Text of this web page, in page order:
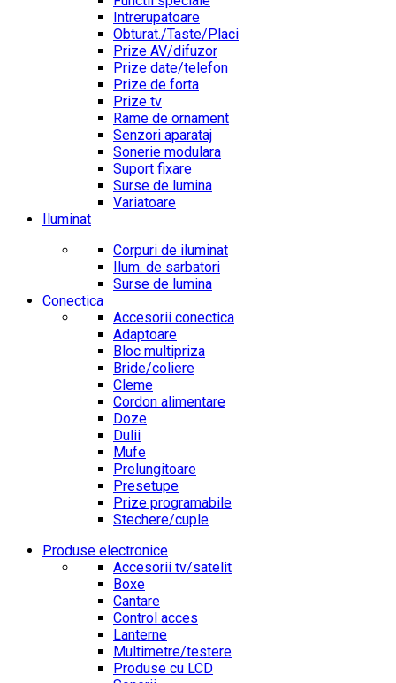
Intrerupatoare
Obturat./Taste/Placi
Prize AV/difuzor
Prize date/telefon
Prize de forta
Prize tv
Rame de ornament
Senzori aparataj
Sonerie modulara
Suport fixare
Surse de lumina
Variatoare
Iluminat
Corpuri de iluminat
Ilum. de sarbatori
Surse de lumina
Conectica
Accesorii conectica
Adaptoare
Bloc multipriza
Bride/coliere
Cleme
Cordon alimentare
Doze
Dulii
Mufe
Prelungitoare
Presetupe
Prize programabile
Stechere/cuple
Produse electronice
Accesorii tv/satelit
Boxe
Cantare
Control acces
Lanterne
Multimetre/testere
Produse cu LCD